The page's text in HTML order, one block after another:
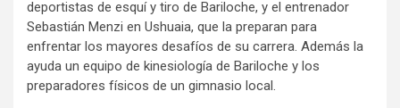
deportistas de esquí y tiro de Bariloche, y el entrenador
Sebastián Menzi en Ushuaia, que la preparan para
enfrentar los mayores desafíos de su carrera. Además la
ayuda un equipo de kinesiología de Bariloche y los
preparadores físicos de un gimnasio local.